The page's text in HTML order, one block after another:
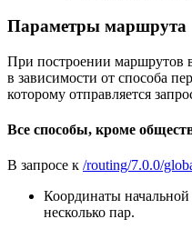
Параметры маршрута
При построении маршрутов
в зависимости от способа
которому отправляется
Все способы, кроме
В запросе к /routing/7.0.0/
Координаты
несколько пар.